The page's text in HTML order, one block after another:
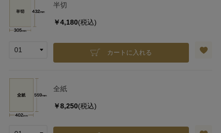
半切
￥4,180(税込)
カートに入れる
全紙
￥8,250(税込)